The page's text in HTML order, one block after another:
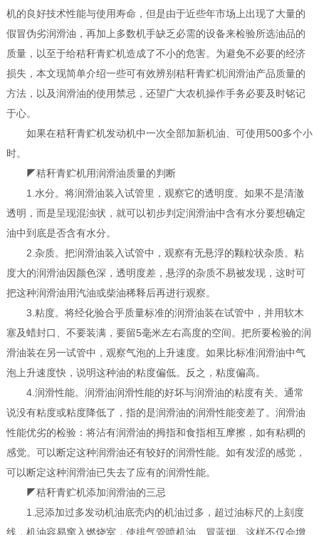
机的良好技术性能与使用寿命，但是由于近些年市场上出现了大量的
假冒伪劣润滑油，再加上多数机手缺乏必需的设备来检验所选油品的
质量，以至于给秸秆青贮机造成了不小的危害。为避免不必要的经济
损失，本文现简单介绍一些可有效辨别秸秆青贮机润滑油产品质量的
方法，以及润滑油的使用禁忌，还望广大农机操作手务必要及时铭记
于心。
如果在秸秆青贮机发动机中一次全部加新机油、可使用500多个小
时。
◤秸秆青贮机用润滑油质量的判断
1.水分。将润滑油装入试管里，观察它的透明度。如果不是清澈
透明，而是呈现混浊状，就可以初步判定润滑油中含有水分要想确定
油中到底是否含有水分。
2.杂质。把润滑油装入试管中，观察有无悬浮的颗粒状杂质。粘
度大的润滑油因颜色深，透明度差，悬浮的杂质不易被发现，这时可
把这种润滑油用汽油或柴油稀释后再进行观察。
3.粘度。将经化验合乎质量标准的润滑油装在试管中，并用软木
塞及蜡封口、不要装满，要留5毫米左右高度的空间。把所要检验的润
滑油装在另一试管中，观察气泡的上升速度。如果比标准润滑油中气
泡上升速度快，说明这种油的粘度偏低。反之，粘度偏高。
4.润滑性能。润滑油润滑性能的好坏与润滑油的粘度有关。通常
说没有粘度或粘度降低了，指的是润滑油的润滑性能变差了。润滑油
性能优劣的检验：将沾有润滑油的拇指和食指相互摩擦，如有粘稠的
感觉。可以断定这种润滑油还有较好的润滑性能。如有发涩的感觉，
可以断定这种润滑油已失去了应有的润滑性能。
◤秸秆青贮机添加润滑油的三忌
1.忌添加过多发动机油底壳内的机油过多，超过油标尺的上刻度
线，机油容易窜入燃烧室，使排气管喷机油、冒蓝烟。这样不仅会增